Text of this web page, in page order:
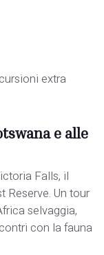
extra
e alle
Falls, il
Reserve. Un tour
selvaggia,
con la fauna